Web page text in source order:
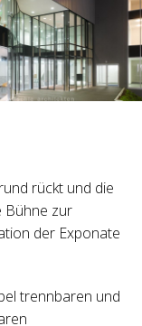
rückt und die
Bühne zur
der Exponate
trennbaren und